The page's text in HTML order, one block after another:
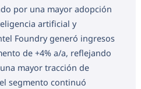
por una mayor adopción
artificial y
Foundry generó ingresos
de +4% a/a, reflejando
mayor tracción de
segmento continuó